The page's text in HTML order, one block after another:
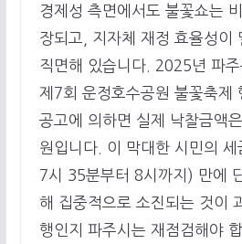
경제성 측면에서도 불꽃쇼는
장되고, 지자체 재정 효율성이
직면해 있습니다. 2025년 파
제7회 운정호수공원 불꽃축제
공고에 의하면 실제 낙찰금액
원입니다. 이 막대한 시민의
7시 35분부터 8시까지) 만에
해 집중적으로 소진되는 것이
행인지 파주시는 재점검해야